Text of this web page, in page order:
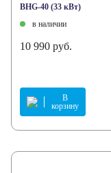
BHG-40 (33 кВт)
в наличии
10 990 руб.
В
корзину